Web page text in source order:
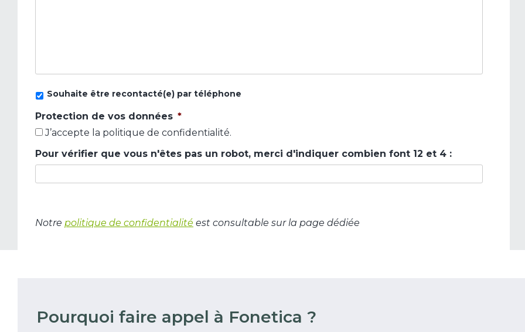
Souhaite
recontacté(e)
par
téléphone
Souhaite être recontacté(e) par téléphone
Protection de vos données *
J’accepte la politique de confidentialité.
Pour vérifier que vous n'êtes pas un robot, merci d'indiquer combien font 12 et 4 :
Notre politique de confidentialité est consultable sur la page dédiée
Pourquoi faire appel à Fonetica ?